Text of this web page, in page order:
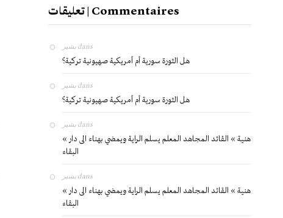
تعليقات | Commentaires
بشير dans
هل الثورة سورية أم أمريكية صهيونية تركية؟
بشير dans
هل الثورة سورية أم أمريكية صهيونية تركية؟
بشير dans
« هنية » القائد المجاهد المعلم يسلم الراية ويمضي بهناء الى دار
البقاء
بشير dans
« هنية » القائد المجاهد المعلم يسلم الراية ويمضي بهناء الى دار
البقاء